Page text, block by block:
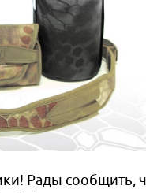
Рады сообщить,